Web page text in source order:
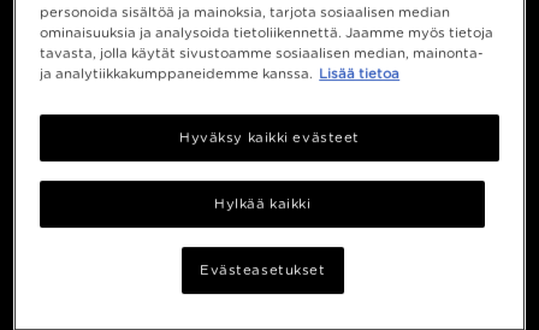
paahdetaan tummiksi ja ne maistellaan huolellisesti
Helsingborgin paahtimollamme. Skånerostissa
korostuu intensiivinen tummapaahtoisuus, jossa on
miellyttävää hedelmäisyyttä ja tummien marjojen
vivahteita.
personoida sisältöä ja mainoksia, tarjota sosiaalisen median
ominaisuuksia ja analysoida tietoliikennettä. Jaamme myös tietoja
tavasta, jolla käytät sivustoamme sosiaalisen median, mainonta-
ja analytiikkakumppaneidemme kanssa.
Lisää tietoa
Hylkää kaikki
Hyväksy kaikki evästeet
Evästeasetukset